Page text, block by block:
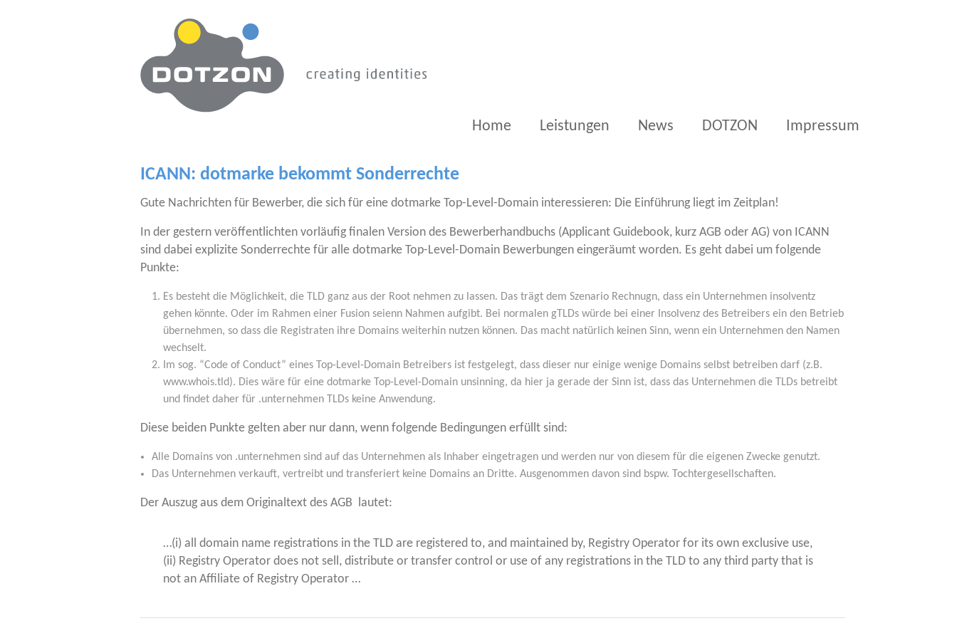
Home Leistungen News DOTZON Impressum
ICANN: dotmarke bekommt Sonderrechte
Gute Nach­rich­ten für Bewer­ber, die sich für eine dot­mar­ke Top-Level-Domain inter­es­sie­ren: Die Ein­füh­rung liegt im Zeitplan!
In der ges­tern ver­öf­fent­lich­ten vor­läu­fig fina­len Ver­si­on des Bewer­ber­hand­buchs (Appli­cant Gui­de­book, kurz AGB oder AG) von ICANN
sind dabei expli­zi­te Son­der­rech­te für alle dot­mar­ke Top-Level-Domain Bewer­bun­gen ein­ge­räumt wor­den. Es geht dabei um fol­gen­de
Punkte:
Es besteht die Mög­lich­keit, die TLD ganz aus der Root neh­men zu las­sen. Das trägt dem Sze­na­rio Rech­nugn, dass ein Unter­neh­men insol­v­entz
gehen könn­te. Oder im Rah­men einer Fusi­on sei­enn Nah­men auf­gibt. Bei nor­ma­len gTLDs wür­de bei einer Insol­venz des Betrei­bers ein den Betrieb
über­neh­men, so dass die Regis­tra­ten ihre Domains wei­ter­hin nut­zen kön­nen. Das macht natür­lich kei­nen Sinn, wenn ein Unter­neh­men den Namen
wechselt.
Im sog. “Code of Con­duct” eines Top-Level-Domain Betrei­bers ist fest­ge­legt, dass die­ser nur eini­ge weni­ge Domains selbst betrei­ben darf (z.B.
www.whois.tld). Dies wäre für eine dot­mar­ke Top-Level-Domain unsin­ning, da hier ja gera­de der Sinn ist, dass das Unter­neh­men die TLDs betreibt
und fin­det daher für .unter­neh­men TLDs kei­ne Anwendung.
Die­se bei­den Punk­te gel­ten aber nur dann, wenn fol­gen­de Bedin­gun­gen erfüllt sind:
Alle Domains von .unter­neh­men sind auf das Unter­neh­men als Inha­ber ein­ge­tra­gen und wer­den nur von die­sem für die eige­nen Zwe­cke genutzt.
Das Unter­neh­men ver­kauft, ver­treibt und trans­fe­riert kei­ne Domains an Drit­te. Aus­ge­nom­men davon sind bspw. Tochtergesellschaften.
Der Aus­zug aus dem Ori­gi­nal­text des AGB lautet:
…(i) all domain name regis­tra­ti­ons in the TLD are regis­tered to, and main­tai­ned by, Regis­try Ope­ra­tor for its own exclu­si­ve use,
(ii) Regis­try Ope­ra­tor does not sell, dis­tri­bu­te or trans­fer con­trol or use of any regis­tra­ti­ons in the TLD to any third par­ty that is
not an Affi­lia­te of Regis­try Ope­ra­tor …